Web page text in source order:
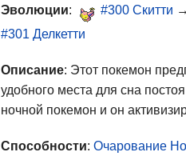
Эволюции: #300 Скитти
#301 Делкетти
Описание: Этот покемон
удобного места для сна
ночной покемон и он
Способности:Очарование